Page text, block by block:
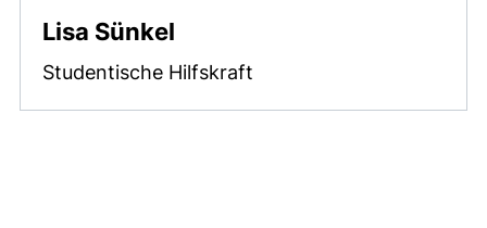
Lisa Sünkel
Studentische Hilfskraft